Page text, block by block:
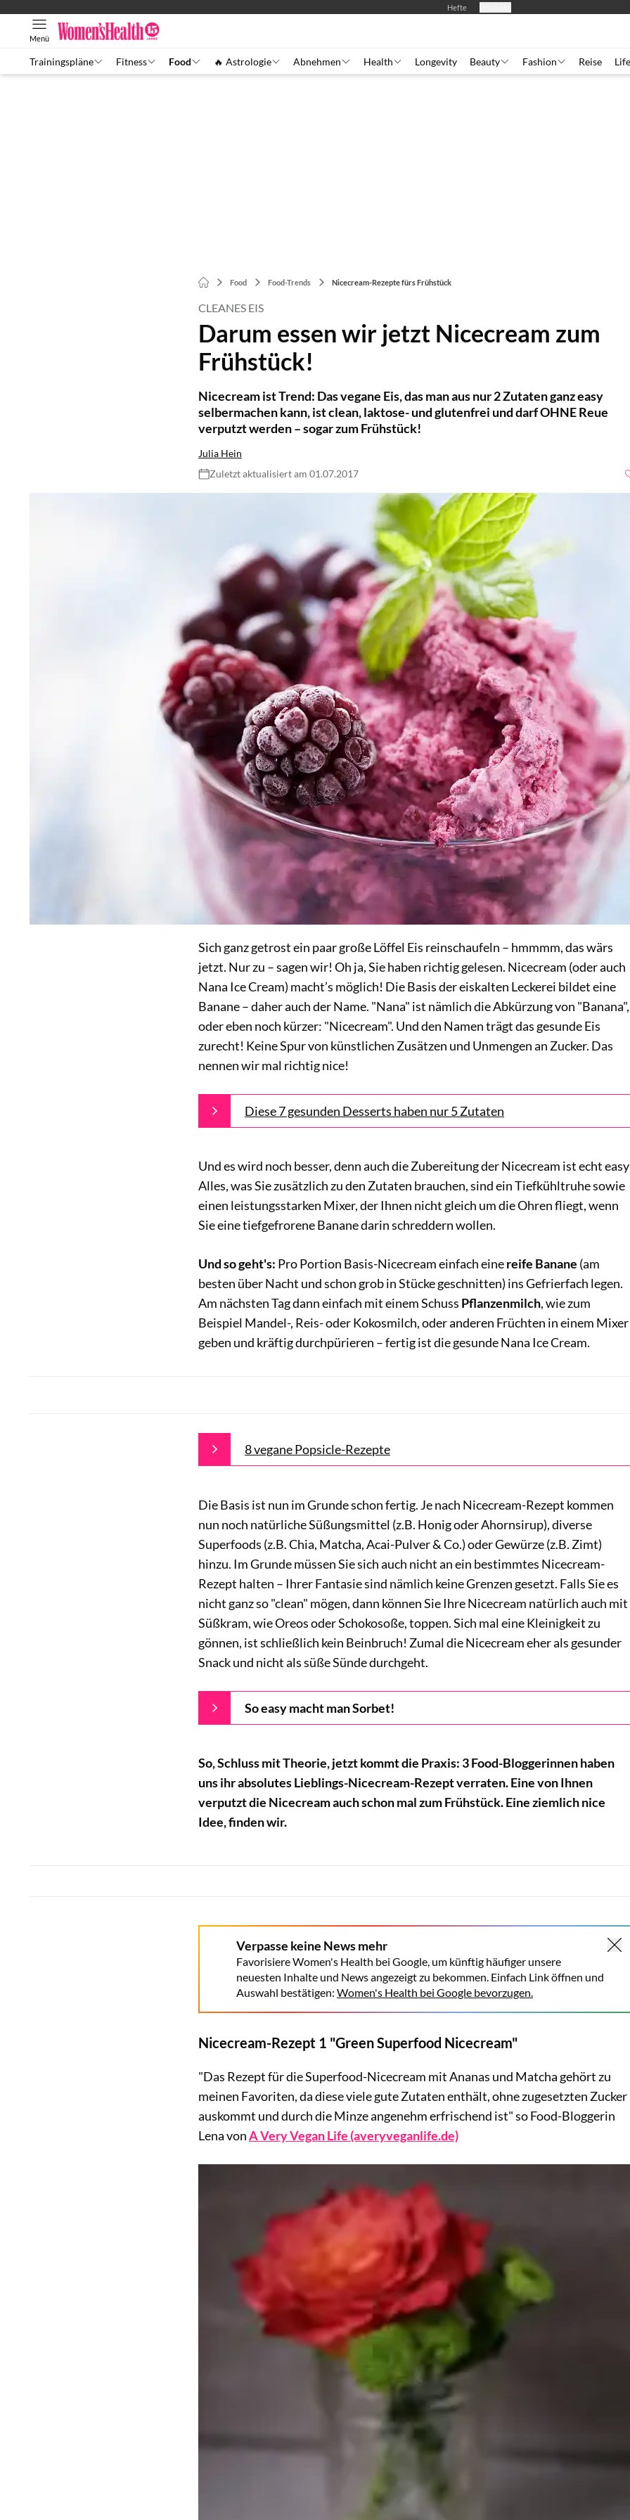
Hefte
Menü
Trainingspläne Fitness Food 🔥 Astrologie Abnehmen Health Longevity Beauty Fashion Reise Life
Food Food-Trends Nicecream-Rezepte fürs Frühstück
CLEANES EIS
Darum essen wir jetzt Nicecream zum
Frühstück!
Nicecream ist Trend: Das vegane Eis, das man aus nur 2 Zutaten ganz easy
selbermachen kann, ist clean, laktose- und glutenfrei und darf OHNE Reue
verputzt werden – sogar zum Frühstück!
Julia Hein
Zuletzt aktualisiert am 01.07.2017
Sich ganz getrost ein paar große Löffel Eis reinschaufeln – hmmmm, das wärs
jetzt. Nur zu – sagen wir! Oh ja, Sie haben richtig gelesen. Nicecream (oder auch
Nana Ice Cream) macht’s möglich! Die Basis der eiskalten Leckerei bildet eine
Banane – daher auch der Name. "Nana" ist nämlich die Abkürzung von "Banana",
oder eben noch kürzer: "Nicecream". Und den Namen trägt das gesunde Eis
zurecht! Keine Spur von künstlichen Zusätzen und Unmengen an Zucker. Das
nennen wir mal richtig nice!
Diese 7 gesunden Desserts haben nur 5 Zutaten
Und es wird noch besser, denn auch die Zubereitung der Nicecream ist echt
Alles, was Sie zusätzlich zu den Zutaten brauchen, sind ein Tiefkühltruhe sowie
einen leistungsstarken Mixer, der Ihnen nicht gleich um die Ohren fliegt, wenn
Sie eine tiefgefrorene Banane darin schreddern wollen.
Und so geht's: Pro Portion Basis-Nicecream einfach einereife Banane (am
besten über Nacht und schon grob in Stücke geschnitten) ins Gefrierfach legen.
Am nächsten Tag dann einfach mit einem Schuss Pflanzenmilch, wie zum
Beispiel Mandel-, Reis- oder Kokosmilch, oder anderen Früchten in einem Mixer
geben und kräftig durchpürieren – fertig ist die gesunde Nana Ice Cream.
8 vegane Popsicle-Rezepte
Die Basis ist nun im Grunde schon fertig. Je nach Nicecream-Rezept kommen
nun noch natürliche Süßungsmittel (z.B. Honig oder Ahornsirup), diverse
Superfoods (z.B. Chia, Matcha, Acai-Pulver & Co.) oder Gewürze (z.B. Zimt)
hinzu. Im Grunde müssen Sie sich auch nicht an ein bestimmtes Nicecream-
Rezept halten – Ihrer Fantasie sind nämlich keine Grenzen gesetzt. Falls Sie es
nicht ganz so "clean" mögen, dann können Sie Ihre Nicecream natürlich auch mit
Süßkram, wie Oreos oder Schokosoße, toppen. Sich mal eine Kleinigkeit zu
gönnen, ist schließlich kein Beinbruch! Zumal die Nicecream eher als gesunder
Snack und nicht als süße Sünde durchgeht.
So easy macht man Sorbet!
So, Schluss mit Theorie, jetzt kommt die Praxis: 3 Food-Bloggerinnen haben
uns ihr absolutes Lieblings-Nicecream-Rezept verraten. Eine von Ihnen
verputzt die Nicecream auch schon mal zum Frühstück. Eine ziemlich nice
Idee, finden wir.
Verpasse keine News mehr
Favorisiere Women's Health bei Google, um künftig häufiger unsere
neuesten Inhalte und News angezeigt zu bekommen. Einfach Link öffnen und
Auswahl bestätigen: Women's Health bei Google bevorzugen.
Nicecream-Rezept 1 "Green Superfood Nicecream"
"Das Rezept für die Superfood-Nicecream mit Ananas und Matcha gehört zu
meinen Favoriten, da diese viele gute Zutaten enthält, ohne zugesetzten Zucker
auskommt und durch die Minze angenehm erfrischend ist" so Food-Bloggerin
Lena vonA Very Vegan Life (averyveganlife.de)